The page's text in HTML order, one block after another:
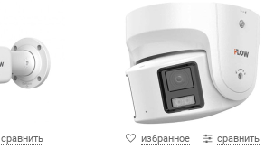
сравнить избранное сравнить